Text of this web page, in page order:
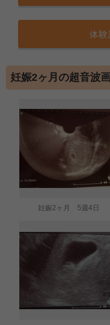
体験
妊娠2ヶ月の超音波
妊娠2ヶ月 5週4日